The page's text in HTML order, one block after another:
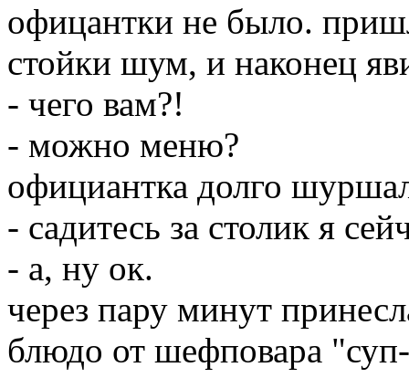
офицантки не было.
стойки шум, и наконец
- чего вам?!
- можно меню?
официантка долго
- садитесь за столик я
- а, ну ок.
через пару минут
блюдо от шефповара